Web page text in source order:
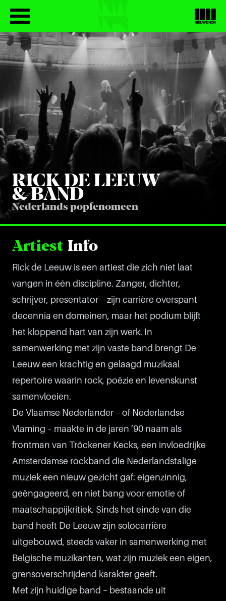
RICK DE LEEUW
&BAND
Nederlands popfenomeen
Artiest Info
Rick de Leeuw is een artiest die zich niet laat
vangen in één discipline. Zanger, dichter,
schrijver, presentator – zijn carrière overspant
decennia en domeinen, maar het podium blijft
het kloppend hart van zijn werk. In
samenwerking met zijn vaste band brengt De
Leeuw een krachtig en gelaagd muzikaal
repertoire waarin rock, poëzie en levenskunst
samenvloeien.
De Vlaamse Nederlander – of Nederlandse
Vlaming – maakte in de jaren ’90 naam als
frontman van Tröckener Kecks, een invloedrijke
Amsterdamse rockband die Nederlandstalige
muziek een nieuw gezicht gaf: eigenzinnig,
geëngageerd, en niet bang voor emotie of
maatschappijkritiek. Sinds het einde van die
band heeft De Leeuw zijn solocarrière
uitgebouwd, steeds vaker in samenwerking met
Belgische muzikanten, wat zijn muziek een eigen,
grensoverschrijdend karakter geeft.
Met zijn huidige band – bestaande uit